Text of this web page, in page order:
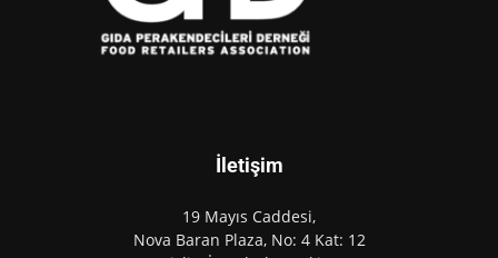
İletişim
19 Mayıs Caddesi,
Nova Baran Plaza, No: 4 Kat: 12